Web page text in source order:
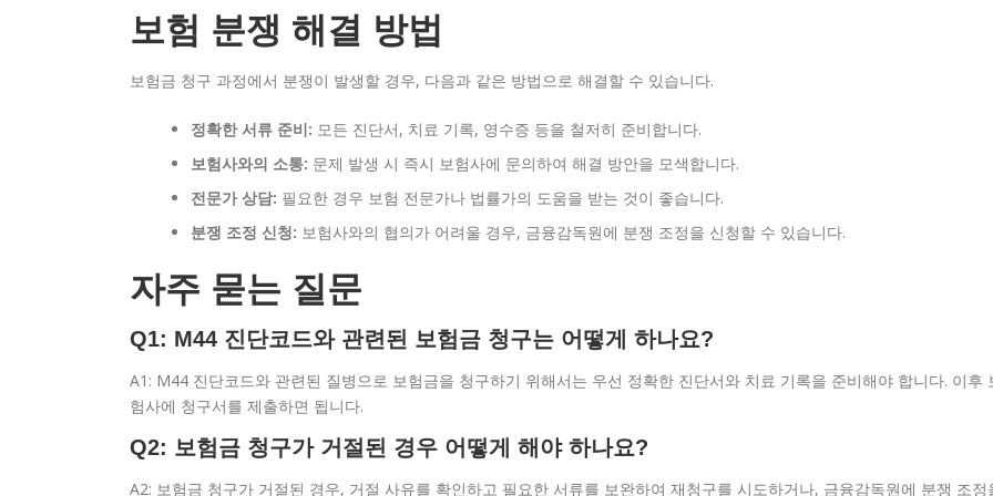
보험 분쟁 해결 방법
보험금 청구 과정에서 분쟁이 발생할 경우, 다음과 같은 방법으로 해결할 수 있습니다.
정확한 서류 준비: 모든 진단서, 치료 기록, 영수증 등을 철저히 준비합니다.
보험사와의 소통: 문제 발생 시 즉시 보험사에 문의하여 해결 방안을 모색합니다.
전문가 상담: 필요한 경우 보험 전문가나 법률가의 도움을 받는 것이 좋습니다.
분쟁 조정 신청: 보험사와의 협의가 어려울 경우, 금융감독원에 분쟁 조정을 신청할 수 있습니다.
자주 묻는 질문
Q1: M44 진단코드와 관련된 보험금 청구는 어떻게 하나요?
A1: M44 진단코드와 관련된 질병으로 보험금을 청구하기 위해서는 우선 정확한 진단서와 치료 기록을 준비해야 합니다. 이후
험사에 청구서를 제출하면 됩니다.
Q2: 보험금 청구가 거절된 경우 어떻게 해야 하나요?
A2: 보험금 청구가 거절된 경우, 거절 사유를 확인하고 필요한 서류를 보완하여 재청구를 시도하거나, 금융감독원에 분쟁 조정